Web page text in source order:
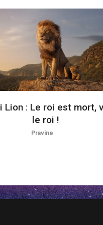
Lion : Le roi est mort,
le roi !
Pravine